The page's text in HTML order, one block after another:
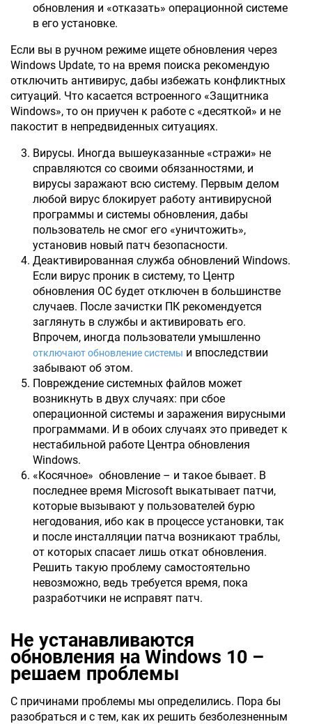
обновления и «отказать» операционной системе
в его установке.
Если вы в ручном режиме ищете обновления через
Windows Update, то на время поиска рекомендую
отключить антивирус, дабы избежать конфликтных
ситуаций. Что касается встроенного «Защитника
Windows», то он приучен к работе с «десяткой» и не
пакостит в непредвиденных ситуациях.
Вирусы. Иногда вышеуказанные «стражи» не
справляются со своими обязанностями, и
вирусы заражают всю систему. Первым делом
любой вирус блокирует работу антивирусной
программы и системы обновления, дабы
пользователь не смог его «уничтожить»,
установив новый патч безопасности.
Деактивированная служба обновлений Windows.
Если вирус проник в систему, то Центр
обновления ОС будет отключен в большинстве
случаев. После зачистки ПК рекомендуется
заглянуть в службы и активировать его.
Впрочем, иногда пользователи умышленно
отключают обновление системы и впоследствии
забывают об этом.
Повреждение системных файлов может
возникнуть в двух случаях: при сбое
операционной системы и заражения вирусными
программами. И в обоих случаях это приведет к
нестабильной работе Центра обновления
Windows.
«Косячное» обновление – и такое бывает. В
последнее время Microsoft выкатывает патчи,
которые вызывают у пользователей бурю
негодования, ибо как в процессе установки, так
и после инсталляции патча возникают траблы,
от которых спасает лишь откат обновления.
Решить такую проблему самостоятельно
невозможно, ведь требуется время, пока
разработчики не исправят патч.
Не устанавливаются
обновления на Windows 10 –
решаем проблемы
С причинами проблемы мы определились. Пора бы
разобраться и с тем, как их решить безболезненным